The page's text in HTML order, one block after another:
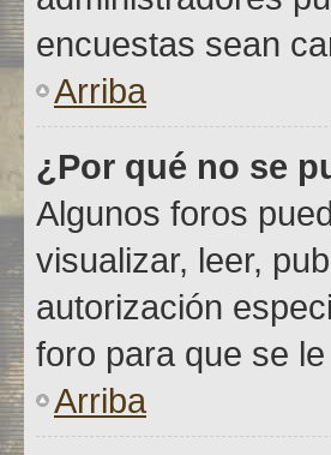
encuestas sean
Arriba
¿Por qué no se
Algunos foros
visualizar, leer,
autorización
foro para que se
Arriba